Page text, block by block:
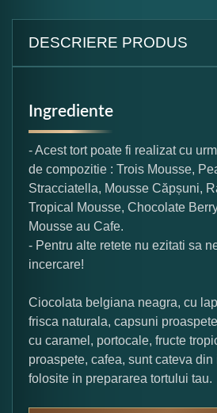
DESCRIERE PRODUS
Ingrediente
- Acest tort poate fi realizat cu
de compozitie : Trois Mousse,
Stracciatella, Mousse Căpșuni,
Tropical Mousse, Chocolate
Mousse au Cafe.
- Pentru alte retete nu ezitati sa
incercare!
Ciocolata belgiana neagra, cu
frisca naturala, capsuni
cu caramel, portocale, fructe
proaspete, cafea, sunt cateva
folosite in prepararea tortului tau.